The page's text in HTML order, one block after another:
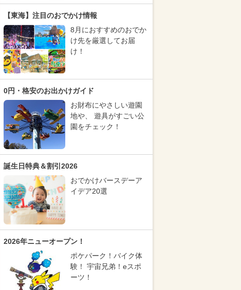
【東海】注目のおでかけ情報
8月におすすめのおでか
け先を厳選してお届
け！
0円・格安のお出かけガイド
お財布にやさしい遊園
地や、 遊具がすごい公
園をチェック！
誕生日特典＆割引2026
おでかけバースデーア
イデア20選
2026年ニューオープン！
ポケパーク！バイク体
験！ 宇宙兄弟！eスポ
ーツ！